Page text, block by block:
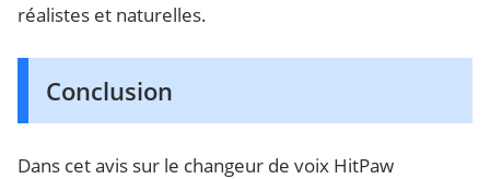
réalistes et naturelles.
Conclusion
Dans cet avis sur le changeur de voix HitPaw